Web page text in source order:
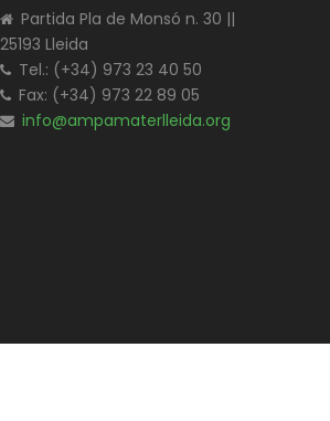
Partida Pla de Monsó n. 30 ||
25193 Lleida
Tel.: (+34) 973 23 40 50
Fax: (+34) 973 22 89 05
info@ampamaterlleida.org